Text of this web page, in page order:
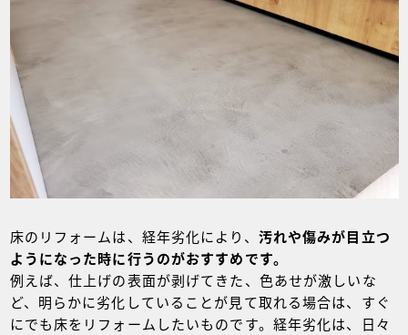
床のリフォームは、経年劣化により、 汚れや傷みが目立つ
ようになった時に行うのがおすすめです。
例えば、仕上げの表面が剥げてきた、色あせが激しいな
ど、明らかに劣化していることが見て取れる場合は、すぐ
にでも床をリフォームしたいものです。経年劣化は、日々